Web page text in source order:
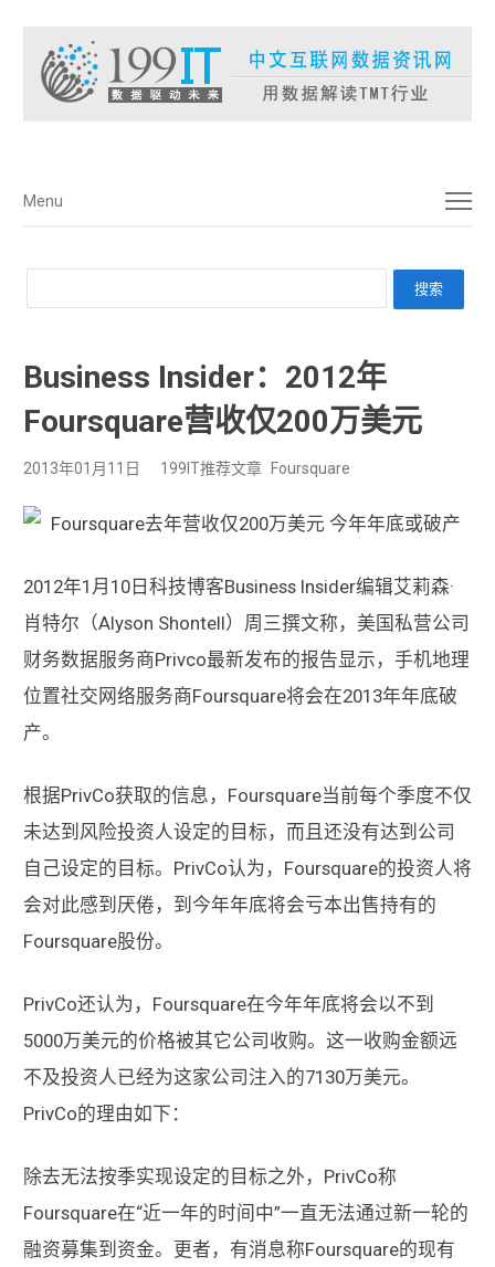
菜单
Menu
Business Insider：2012年
Foursquare营收仅200万美元
2013年01月11日 199IT推荐文章 Foursquare
2012年1月10日科技博客Business Insider编辑艾莉森·
肖特尔（Alyson Shontell）周三撰文称，美国私营公司
财务数据服务商Privco最新发布的报告显示，手机地理
位置社交网络服务商Foursquare将会在2013年年底破
产。
根据PrivCo获取的信息，Foursquare当前每个季度不仅
未达到风险投资人设定的目标，而且还没有达到公司
自己设定的目标。PrivCo认为，Foursquare的投资人将
会对此感到厌倦，到今年年底将会亏本出售持有的
Foursquare股份。
PrivCo还认为，Foursquare在今年年底将会以不到
5000万美元的价格被其它公司收购。这一收购金额远
不及投资人已经为这家公司注入的7130万美元。
PrivCo的理由如下：
除去无法按季实现设定的目标之外，PrivCo称
Foursquare在“近一年的时间中”一直无法通过新一轮的
融资募集到资金。更者，有消息称Foursquare的现有